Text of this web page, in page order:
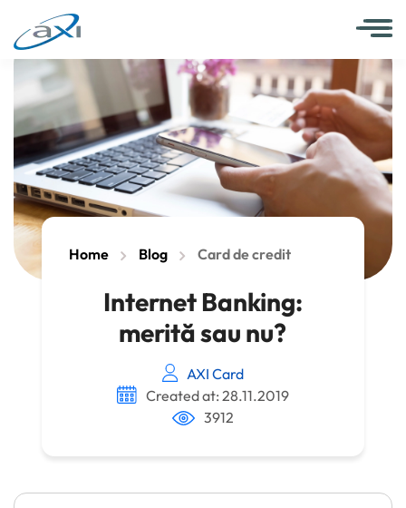
Home Blog Card de credit
Internet Banking:
merită sau nu?
AXI Card
Created at: 28.11.2019
3912